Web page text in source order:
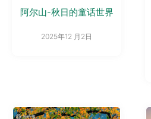
阿尔山-秋日的童话世界
2025年12 月2日